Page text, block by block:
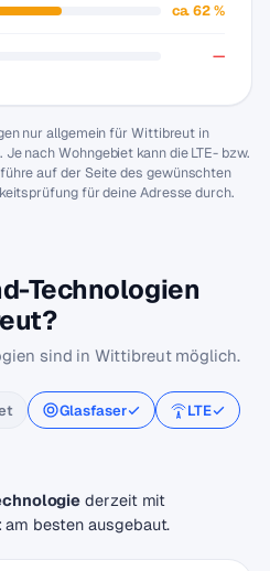
ca. 62 %
—
nur allgemein für Wittibreut in
nach Wohngebiet kann die LTE- bzw.
auf der Seite des gewünschten
für deine Adresse durch.
Technologien
sind in Wittibreut möglich.
Glasfaser
LTE
derzeit mit
am besten ausgebaut.